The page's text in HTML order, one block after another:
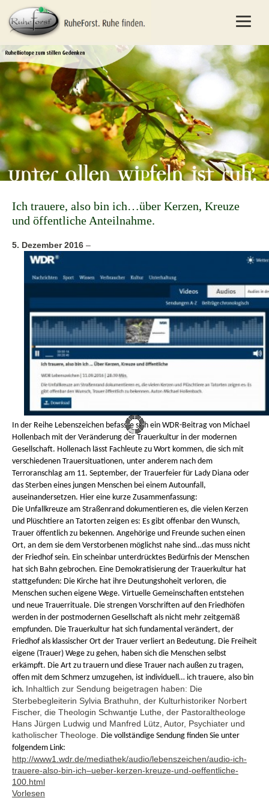
Ich trauere, also bin ich…über Kerzen, Kreuze
und öffentliche Anteilnahme.
5. Dezember 2016 –
In der Reihe Lebenszeichen befasste sich ein WDR-Beitrag von Michael
Hollenbach mit der Veränderung der Trauerkultur in der modernen
Gesellschaft. Hollenach lässt Fachleute zu Wort kommen, die sich mit
verschiedenen Trauersituationen, unter anderem nach dem
Terroranschlag am 11. September, der Trauerfeier für Lady Diana oder
das Sterben eines jungen Menschen bei einem Autounfall,
auseinandersetzen. Hier eine kurze Zusammenfassung:
Die Unfallkreuze am Straßenrand dokumentieren es, die vielen Kerzen
und Plüschtiere an Tatorten zeigen es: Es gibt offenbar den Wunsch,
Trauer öffentlich zu bekennen. Angehörige und Freunde suchen einen
Ort, an dem sie dem Verstorbenen möglichst nahe sind…das muss nicht
der Friedhof sein. Ein scheinbar unterdrücktes Bedürfnis der Menschen
hat sich Bahn gebrochen. Eine Demokratisierung der Trauerkultur hat
stattgefunden: Die Kirche hat ihre Deutungshoheit verloren, die
Menschen suchen eigene Wege. Virtuelle Gemeinschaften entstehen
und neue Trauerrituale. Die strengen Vorschriften auf den Friedhöfen
werden in der postmodernen Gesellschaft als nicht mehr zeitgemäß
empfunden. Die Trauerkultur hat sich fundamental verändert, der
Friedhof als klassischer Ort der Trauer verliert an Bedeutung. Die Freiheit
eigene (Trauer) Wege zu gehen, haben sich die Menschen selbst
erkämpft. Die Art zu trauern und diese Trauer nach außen zu tragen,
offen mit dem Schmerz umzugehen, ist individuell… ich trauere, also bin
ich. Inhaltlich zur Sendung beigetragen haben: Die
Sterbebegleiterin Sylvia Brathuhn, der Kulturhistoriker Norbert
Fischer, die Theologin Schwantje Luthe, der Pastoraltheologe
Hans Jürgen Ludwig und Manfred Lütz, Autor, Psychiater und
katholischer Theologe. Die vollständige Sendung finden Sie unter
folgendem Link:
http://www1.wdr.de/mediathek/audio/lebenszeichen/audio-ich-
trauere-also-bin-ich–ueber-kerzen-kreuze-und-oeffentliche-
100.html
Vorlesen